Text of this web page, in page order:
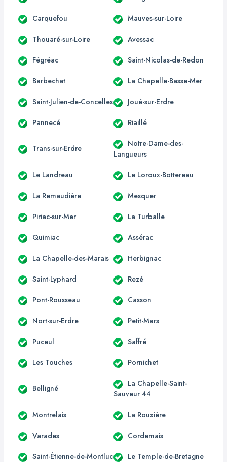
Carquefou Mauves-sur-Loire
Thouaré-sur-Loire Avessac
Fégréac Saint-Nicolas-de-Redon
Barbechat La Chapelle-Basse-Mer
Saint-Julien-de-Concelles Joué-sur-Erdre
Pannecé Riaillé
Trans-sur-Erdre
Notre-Dame-des-
Langueurs
Le Landreau Le Loroux-Bottereau
La Remaudière Mesquer
Piriac-sur-Mer La Turballe
Quimiac Assérac
La Chapelle-des-Marais Herbignac
Saint-Lyphard Rezé
Pont-Rousseau Casson
Nort-sur-Erdre Petit-Mars
Puceul Saffré
Les Touches Pornichet
Belligné
La Chapelle-Saint-
Sauveur 44
Montrelais La Rouxière
Varades Cordemais
Saint-Étienne-de-Montluc Le Temple-de-Bretagne